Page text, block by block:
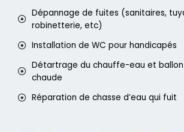
Dépannage de fuites (sanitaires,
robinetterie, etc)
Installation de WC pour handicapés
Détartrage du chauffe-eau et ballon
chaude
Réparation de chasse d’eau qui fuit